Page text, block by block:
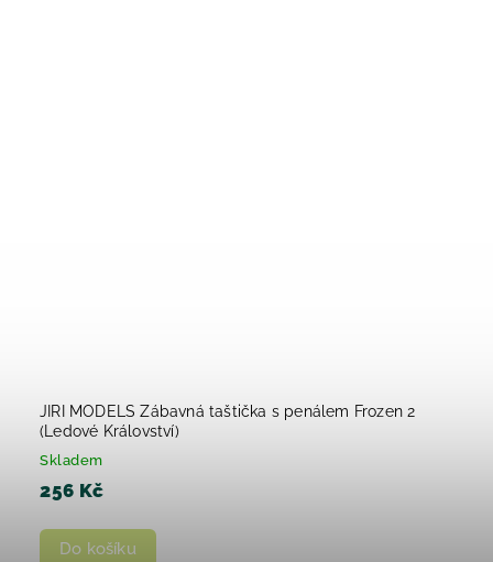
JIRI MODELS Zábavná taštička s penálem Frozen 2
(Ledové Království)
Skladem
256 Kč
Do košíku